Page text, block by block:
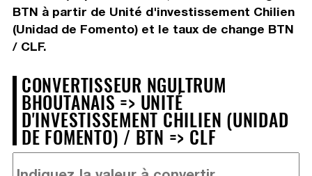
BTN à partir de Unité d'investissement Chilien
(Unidad de Fomento) et le taux de change BTN
/ CLF.
CONVERTISSEUR NGULTRUM
BHOUTANAIS => UNITÉ
D'INVESTISSEMENT CHILIEN (UNIDAD
DE FOMENTO) / BTN => CLF